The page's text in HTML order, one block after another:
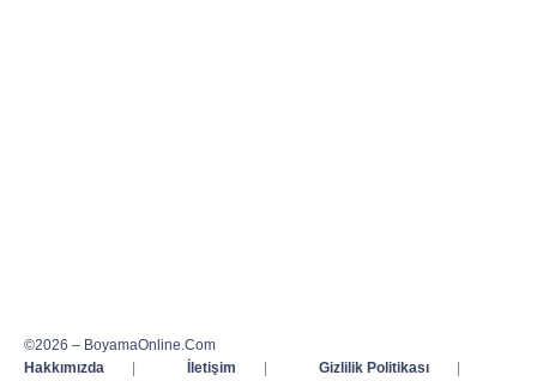
©2026 – BoyamaOnline.Com
Hakkımızda
| İletişim | Gizlilik Politikası
|